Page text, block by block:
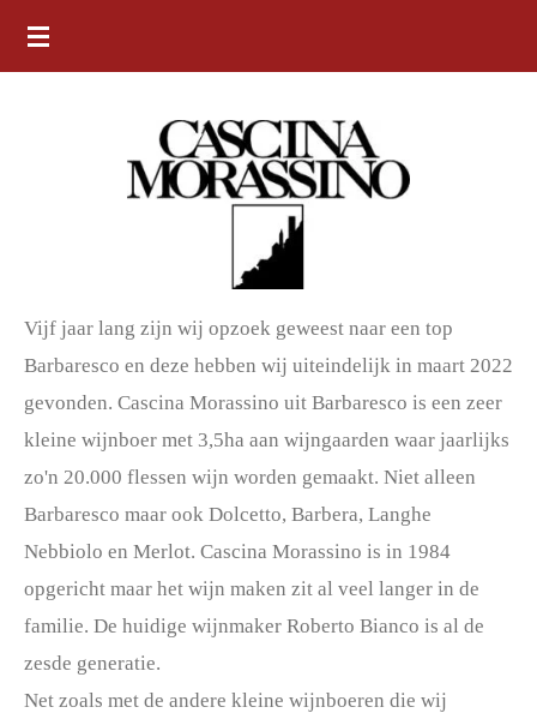
Ga
direct
Vijf jaar lang zijn wij opzoek geweest naar een top
Barbaresco en deze hebben wij uiteindelijk in maart 2022
gevonden. Cascina Morassino uit Barbaresco is een zeer
kleine wijnboer met 3,5ha aan wijngaarden waar jaarlijks
zo'n 20.000 flessen wijn worden gemaakt. Niet alleen
Barbaresco maar ook Dolcetto, Barbera, Langhe
Nebbiolo en Merlot. Cascina Morassino is in 1984
opgericht maar het wijn maken zit al veel langer in de
familie. De huidige wijnmaker Roberto Bianco is al de
zesde generatie.
Net zoals met de andere kleine wijnboeren die wij